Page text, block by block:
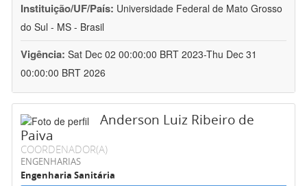
Instituição/UF/País: Universidade Federal de Mato Grosso
do Sul - MS - Brasil
Vigência: Sat Dec 02 00:00:00 BRT 2023-Thu Dec 31
00:00:00 BRT 2026
Anderson Luiz Ribeiro de
Paiva
COORDENADOR(A)
ENGENHARIAS
Engenharia Sanitária